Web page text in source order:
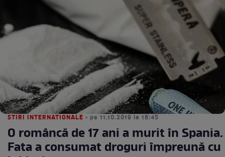
STIRI INTERNATIONALE • pe 11.10.2019 la 18:45
O româncă de 17 ani a murit în Spania.
Fata a consumat droguri împreună cu